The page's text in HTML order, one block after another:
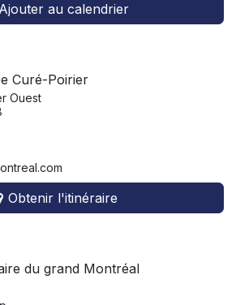
Ajouter au calendrier
Curé-Poirier
Ouest
Obtenir l'itinéraire
du grand Montréal